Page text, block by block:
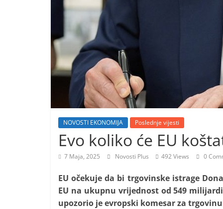
v
i
NOVOSTI EKONOMIJA Poslednje vijesti
Evo koliko će EU
7 Maja, 2025 Novosti Plus 492 Views 0
EU očekuje da bi trgovinske istrage
EU na ukupnu vrijednost od 549
upozorio je evropski komesar za